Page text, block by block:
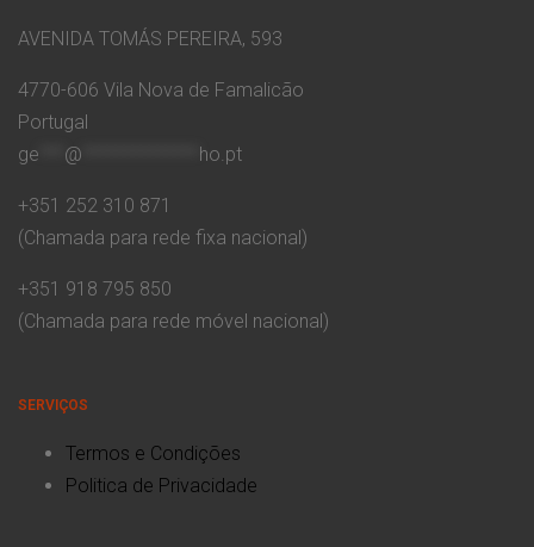
AVENIDA TOMÁS PEREIRA, 593
4770-606 Vila Nova de Famalicão
Portugal
ge
@ ho.pt
+351 252 310 871
(Chamada para rede fixa nacional)
+351 918 795 850
(Chamada para rede móvel nacional)
SERVIÇOS
Termos e Condições
Politica de Privacidade